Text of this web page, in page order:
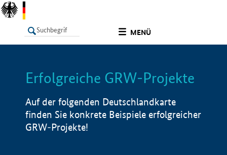
MENÜ
LISTE Info
Erfolgreiche GRW-Projekte
Auf der folgenden Deutschlandkarte
finden Sie konkrete Beispiele erfolgreicher
GRW-Projekte!